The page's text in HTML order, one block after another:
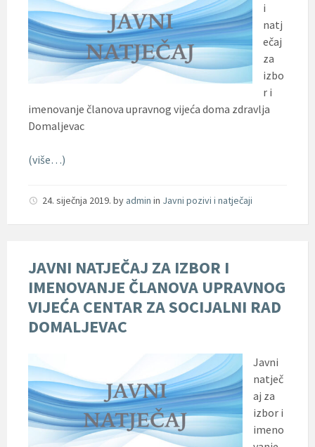
i
natj
ečaj
za
izbo
r i
imenovanje članova upravnog vijeća doma zdravlja
Domaljevac
(više…)
24. siječnja 2019. by admin in Javni pozivi i natječaji
JAVNI NATJEČAJ ZA IZBOR I
IMENOVANJE ČLANOVA UPRAVNOG
VIJEĆA CENTAR ZA SOCIJALNI RAD
DOMALJEVAC
Javni
natječ
aj za
izbor i
imeno